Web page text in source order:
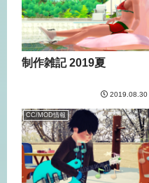
制作雑記 2019夏
2019.08.30
CC/MOD情報